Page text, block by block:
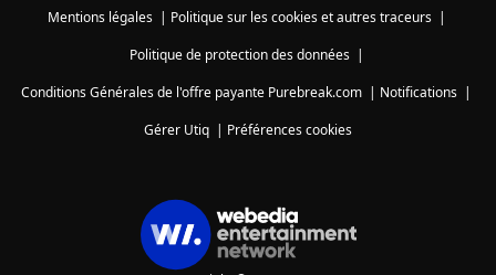
Mentions légales| Politique sur les cookies et autres traceurs|
Politique de protection des données|
Conditions Générales de l'offre payante Purebreak.com | Notifications |
Gérer Utiq | Préférences cookies